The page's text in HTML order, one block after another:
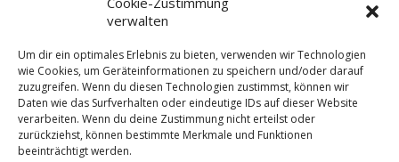
verwalten
Um dir ein optimales Erlebnis zu bieten, verwenden wir Technologien
wie Cookies, um Geräteinformationen zu speichern und/oder darauf
zuzugreifen. Wenn du diesen Technologien zustimmst, können wir
Daten wie das Surfverhalten oder eindeutige IDs auf dieser Website
verarbeiten. Wenn du deine Zustimmung nicht erteilst oder
zurückziehst, können bestimmte Merkmale und Funktionen
beeinträchtigt werden.
Stürmischer Buchtag
KEINE ANTWORT
19. SEPTEMBER 2016
Vorfreude auf die Frankfurter Buchmesse